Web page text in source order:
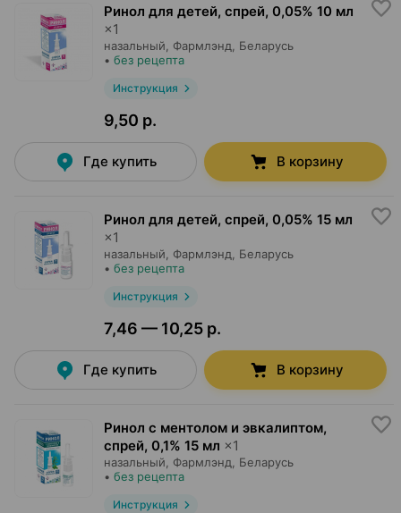
Ринол для детей, спрей, 0,05% 10 мл
×1
назальный, Фармлэнд , Беларусь
• без рецепта
Инструкция
9,50 р.
Где купить В корзину
Ринол для детей, спрей, 0,05% 15 мл
×1
назальный, Фармлэнд , Беларусь
• без рецепта
Инструкция
7,46 — 10,25 р.
Где купить В корзину
Ринол с ментолом и эвкалиптом,
спрей, 0,1% 15 мл ×1
назальный, Фармлэнд , Беларусь
• без рецепта
Инструкция